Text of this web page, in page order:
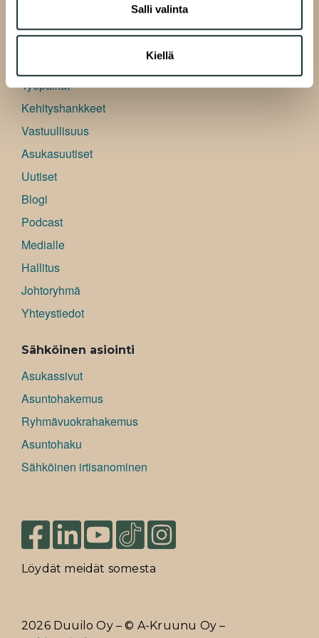
tietoja muihin tietoihin, joita olet antanut heille tai joita on
Salli valinta
Kiellä
A-Kruunu
Työpaikat
Kehityshankkeet
Vastuullisuus
Asukasuutiset
Uutiset
Blogi
Podcast
Medialle
Hallitus
Johtoryhmä
Yhteystiedot
Sähköinen asiointi
Asukassivut
Asuntohakemus
Ryhmävuokrahakemus
Asuntohaku
Sähköinen irtisanominen
Löydät meidät somesta
2026 Duuilo Oy – © A-Kruunu Oy –